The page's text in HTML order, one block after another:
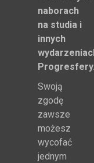
naborach
na studia i
innych
Swoją
zgodę
zawsze
możesz
wycofać
jednym